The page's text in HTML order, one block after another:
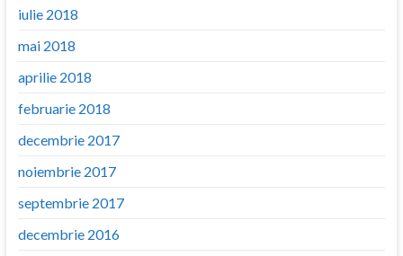
iulie 2018
mai 2018
aprilie 2018
februarie 2018
decembrie 2017
noiembrie 2017
septembrie 2017
decembrie 2016